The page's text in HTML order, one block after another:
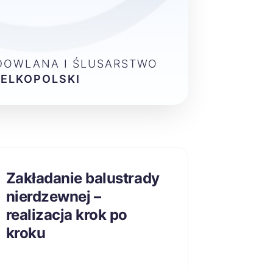
I ŚLUSARSTWO
Zakładanie balustrady
nierdzewnej –
realizacja krok po
kroku